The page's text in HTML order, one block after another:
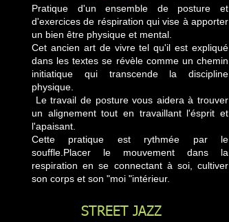
Pratique d'un ensemble de posture et
d'exercices de réspiration qui vise à apporter
un bien être physique et mental.
Cet ancien art de vivre tel qu'il est expliqué
dans les textes se révèle comme un chemin
initiatique qui transcende la discipline
physique.
Le travail de posture vous aidera à trouver
un alignement tout en travaillant l'ésprit et
l'apaisant.
Cette pratique est rythmée par le
souffle.Placer le mouvement dans la
respiration en se connectant à soi, cultiver
son corps et son "moi "intérieur.
STREET JAZZ